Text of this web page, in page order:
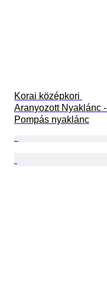
Korai középkori
Aranyozott Nyaklánc -
Pompás nyaklánc